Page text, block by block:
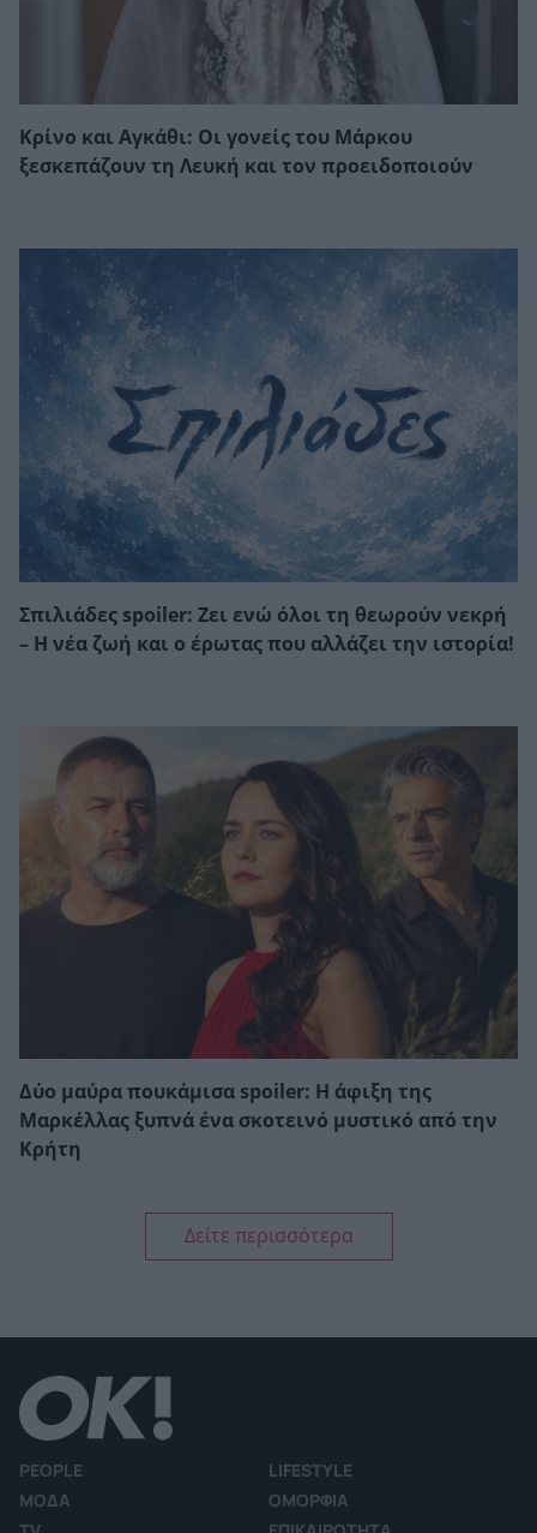
Κρίνο και Αγκάθι: Οι γονείς του Μάρκου
ξεσκεπάζουν τη Λευκή και τον προειδοποιούν
Σπιλιάδες spoiler: Ζει ενώ όλοι τη θεωρούν νεκρή
– Η νέα ζωή και ο έρωτας που αλλάζει την ιστορία!
Δύο μαύρα πουκάμισα spoiler: Η άφιξη της
Μαρκέλλας ξυπνά ένα σκοτεινό μυστικό από την
Κρήτη
Δείτε περισσότερα
PEOPLE
LIFESTYLE
ΜΟΔΑ
ΟΜΟΡΦΙΑ